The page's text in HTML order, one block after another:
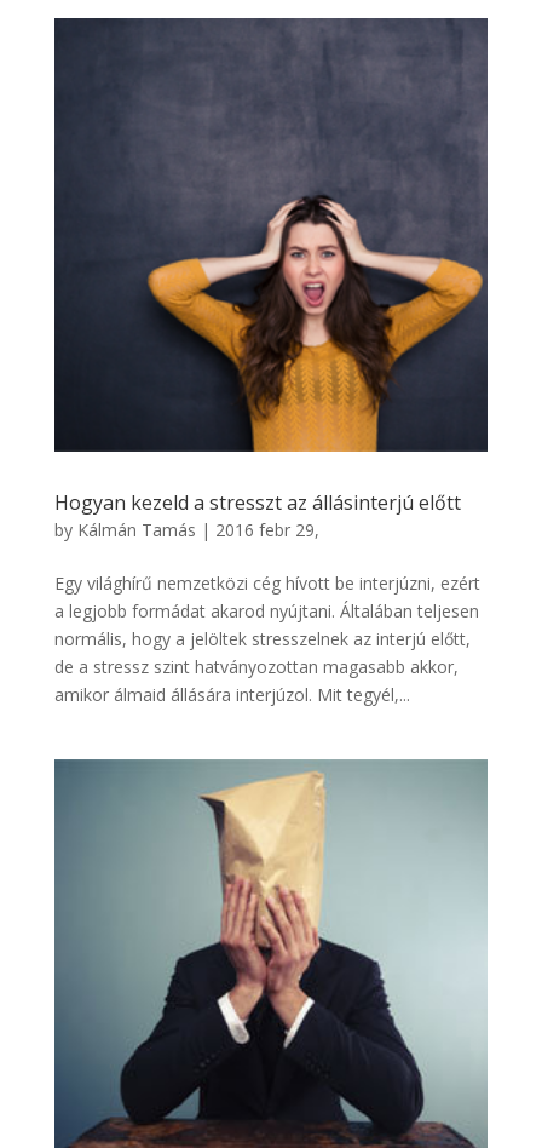
Hogyan kezeld a stresszt az állásinterjú előtt
by Kálmán Tamás | 2016 febr 29,
Egy világhírű nemzetközi cég hívott be interjúzni, ezért
a legjobb formádat akarod nyújtani. Általában teljesen
normális, hogy a jelöltek stresszelnek az interjú előtt,
de a stressz szint hatványozottan magasabb akkor,
amikor álmaid állására interjúzol. Mit tegyél,...